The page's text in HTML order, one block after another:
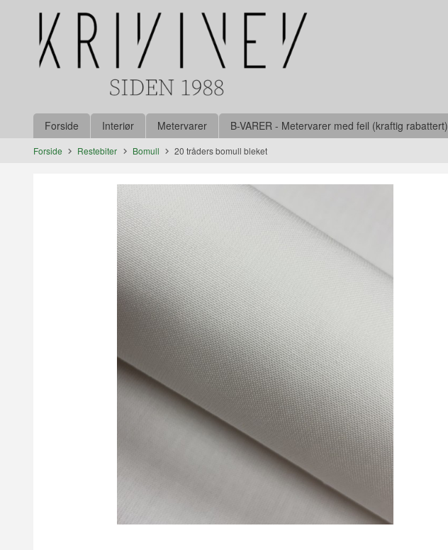
innholdet
Produkter
Forside Interiør Metervarer B-VARER - Metervarer med feil (kraftig rabattert)
Forside Restebiter Bomull 20 tråders bomull bleket